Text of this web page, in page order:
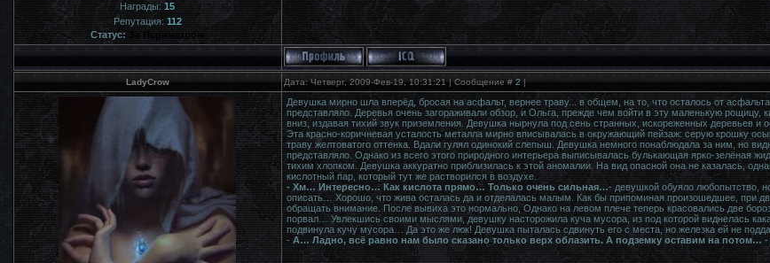
Награды:15
Репутация: 112
Статус: За Периметром
LadyCrow Дата: Четверг, 2009-Фев-19, 10:31:21 | Сообщение # 2 |
Девушка мирно шла вперёд, бросая на асфальт, вернее траву... в общем, на то, что осталось от
представляло. Деревья очень загораживали обзор, и Ольга, прежде чем войти в эту маленькую рощицу,
вниз, издавая тихий звук приземления. Девушка нырнула под сень странных, искореженных деревьев
Эта красно-коричневая усталость металла мирно вписывалась в окружающий пейзаж: серую крошку
траву желтоватого оттенка. Вдали гулял одинокий слепыш. Девушка немного понаблюдала за ним, но
представляло. Однако из всего этого природного интерьера выписывалась булькающая ярко-зелёная
тихим хлопком. Девушка аккуратно приблизилась к этой аномалии. На вид опасной она не казалась,
кислотный пар, который тут же растворился в воздухе.
- Хм… Интересно… Как кислота прямо… Только очень сильная…- девушкой обуяло любопытство,
описать… Хорошо, что жива осталась да и отделалась малым. Как бы припоминая произошедшее, при
обращать внимание. После вывиха это нормально, Однако на левом плече теперь красовались две
порвал… Увлекшись своими мыслями, девушку насторожила куча мусора, из под которой виднелась
подвинула кучу мусора… Да это же люк! Девушка пыталась сдвинуть его с места, но железка ей не
- А… Ладно, всё равно нам было сказано только верх облазить. А подземку оставим на потом… -